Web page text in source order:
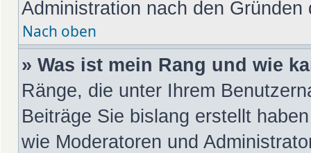
Administration nach den Gründen
Nach oben
» Was ist mein Rang und wie
Ränge, die unter Ihrem
Beiträge Sie bislang erstellt
wie Moderatoren und